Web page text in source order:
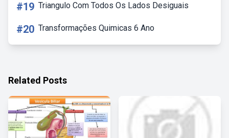
#19 Triangulo Com Todos Os Lados Desiguais
#20 Transformações Quimicas 6 Ano
Related Posts